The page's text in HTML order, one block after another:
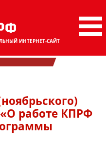
ИНТЕРНЕТ-САЙТ
работе КПРФ